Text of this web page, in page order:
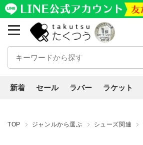
新着 セール ラバー ラケット
TOP ジャンルから選ぶ シューズ関連